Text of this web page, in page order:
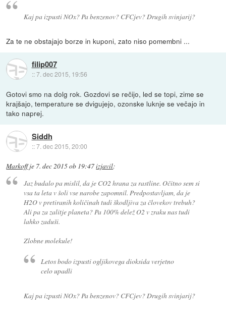
Kaj pa izpusti NOx? Pa benzenov? CFCjev? Drugih svinjarij?
Za te ne obstajajo borze in kuponi, zato niso pomembni ...
filip007
::7. dec 2015, 19:56
Gotovi smo na dolg rok. Gozdovi se rečijo, led se topi, zime se
krajšajo, temperature se dvigujejo, ozonske luknje se večajo in
tako naprej.
Siddh
::7. dec 2015, 20:00
Markoffje 7. dec 2015 ob 19:47izjavil:
Jaz budalo pa mislil, da je CO2 hrana za rastline. Očitno sem si
vsa ta leta v šoli vse narobe zapomnil. Predpostavljam, da je
H2O v pretiranih količinah tudi škodljiva za človekov trebuh?
Ali pa za zalitje planeta? Pa 100% delež O2 v zraku nas tudi
lahko zaduši.
Zlobne molekule!
Letos bodo izpusti ogljikovega dioksida verjetno
celo upadli
Kaj pa izpusti NOx? Pa benzenov? CFCjev? Drugih svinjarij?